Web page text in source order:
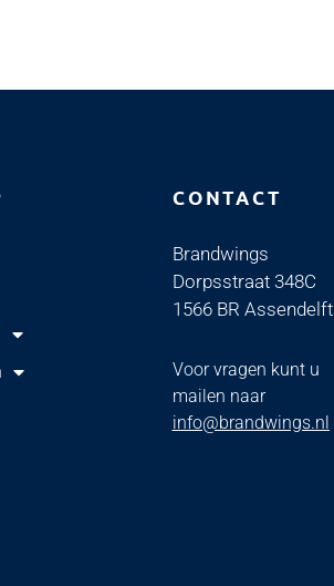
CONTACT
Brandwings
Dorpsstraat 348C
1566 BR Assendelft
Voor vragen kunt u
mailen naar
info@brandwings.nl